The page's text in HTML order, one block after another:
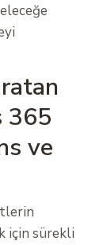
365
ve
için sürekli